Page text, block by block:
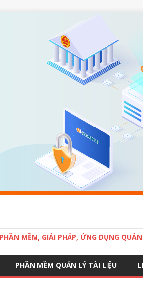
MỀM, GIẢI PHÁP, ỨNG DỤNG
PHẦN MỀM QUẢN LÝ TÀI LIỆU